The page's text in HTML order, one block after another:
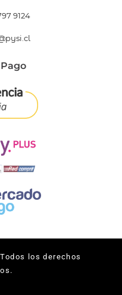
9124
los derechos